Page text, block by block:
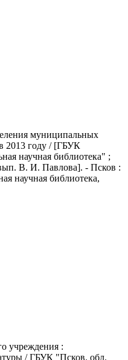
муниципальных
2013 году / [ГБУК
научная библиотека" ;
В. И. Павлова]. - Псков :
научная библиотека,
учреждения :
/ ГБУК "Псков. обл.